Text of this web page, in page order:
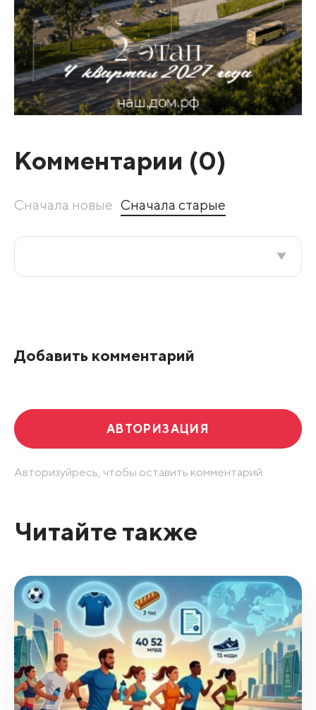
Комментарии (0)
Сначала новые Сначала старые
Добавить комментарий
АВТОРИЗАЦИЯ
Авторизуйресь, чтобы оставить комментарий.
Читайте также